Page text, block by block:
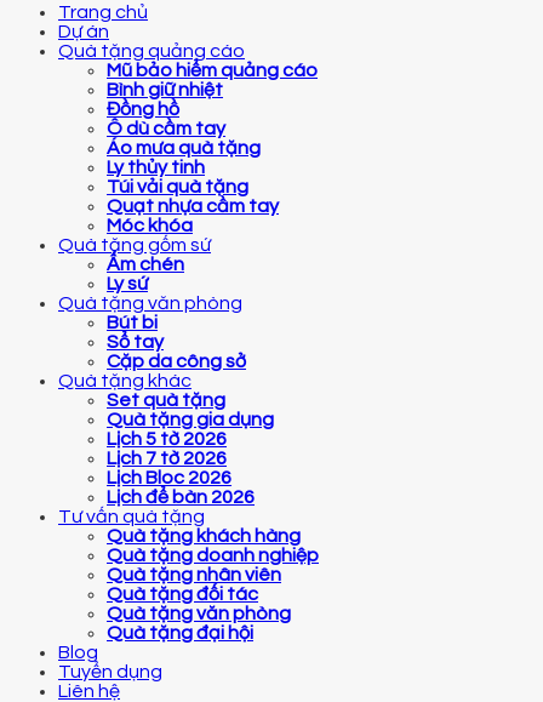
Trang chủ
Dự án
Quà tặng quảng cáo
Mũ bảo hiểm quảng cáo
Bình giữ nhiệt
Đồng hồ
Ô dù cầm tay
Áo mưa quà tặng
Ly thủy tinh
Túi vải quà tặng
Quạt nhựa cầm tay
Móc khóa
Quà tặng gốm sứ
Ấm chén
Ly sứ
Quà tặng văn phòng
Bút bi
Sổ tay
Cặp da công sở
Quà tặng khác
Set quà tặng
Quà tặng gia dụng
Lịch 5 tờ 2026
Lịch 7 tờ 2026
Lịch Bloc 2026
Lịch để bàn 2026
Tư vấn quà tặng
Quà tặng khách hàng
Quà tặng doanh nghiệp
Quà tặng nhân viên
Quà tặng đối tác
Quà tặng văn phòng
Quà tặng đại hội
Blog
Tuyển dụng
Liên hệ